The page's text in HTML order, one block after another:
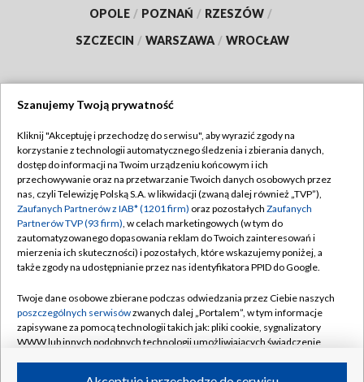
OPOLE / POZNAŃ / RZESZÓW /
SZCZECIN / WARSZAWA / WROCŁAW
TVP
Abonament TVP
Emisja w TVP
Centrum informacji TVP
Naziemna Telewizja Cyfrowa
Rada Programowa
System NOS
Informacje o nadawcy
Regulamin TVP
Polityka prywatności
Moje zgody
Pomoc
Kontakt
Kanały
Szanujemy Twoją prywatność
Kliknij "Akceptuję i przechodzę do serwisu", aby wyrazić zgody na
korzystanie z technologii automatycznego śledzenia i zbierania danych,
dostęp do informacji na Twoim urządzeniu końcowym i ich
przechowywanie oraz na przetwarzanie Twoich danych osobowych przez
nas, czyli Telewizję Polską S.A. w likwidacji (zwaną dalej również „TVP”),
Zaufanych Partnerów z IAB* (1201 firm) oraz pozostałych Zaufanych
Partnerów TVP (93 firm), w celach marketingowych (w tym do
zautomatyzowanego dopasowania reklam do Twoich zainteresowań i
mierzenia ich skuteczności) i pozostałych, które wskazujemy poniżej, a
także zgody na udostępnianie przez nas identyfikatora PPID do Google.
Twoje dane osobowe zbierane podczas odwiedzania przez Ciebie naszych
poszczególnych serwisówzwanych dalej „Portalem”, w tym informacje
zapisywane za pomocą technologii takich jak: pliki cookie, sygnalizatory
WWW lub innych podobnych technologii umożliwiających świadczenie